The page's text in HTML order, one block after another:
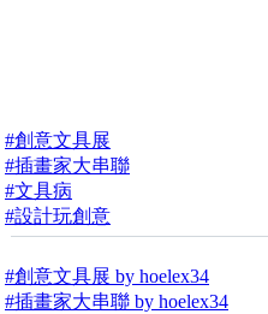
#創意文具展
#插畫家大串聯
#文具病
#設計玩創意
#創意文具展 by hoelex34
#插畫家大串聯 by hoelex34